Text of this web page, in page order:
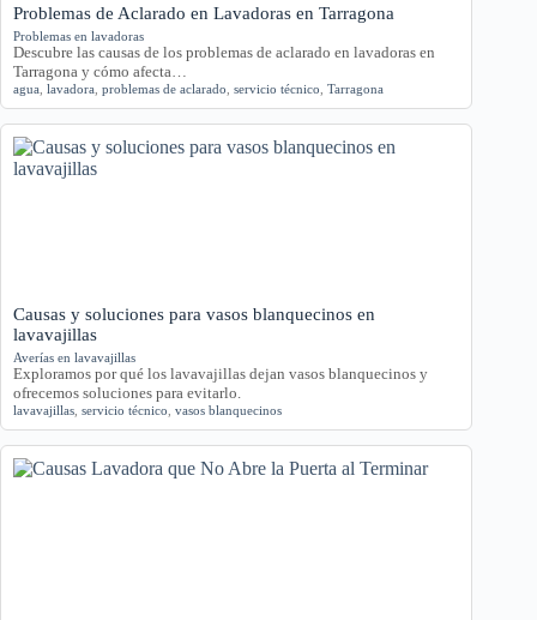
Problemas de Aclarado en Lavadoras en Tarragona
Problemas en lavadoras
Descubre las causas de los problemas de aclarado en lavadoras en
Tarragona y cómo afecta…
agua lavadora problemas de aclarado servicio técnico Tarragona
Causas y soluciones para vasos blanquecinos en
lavavajillas
Averías en lavavajillas
Exploramos por qué los lavavajillas dejan vasos blanquecinos y
ofrecemos soluciones para evitarlo.
lavavajillas servicio técnico vasos blanquecinos